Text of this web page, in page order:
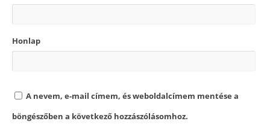
Honlap
A nevem, e-mail címem, és weboldalcímem mentése a
böngészőben a következő hozzászólásomhoz.